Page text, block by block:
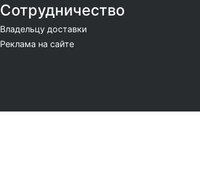
Сотрудничество
Владельцу доставки
Реклама на сайте